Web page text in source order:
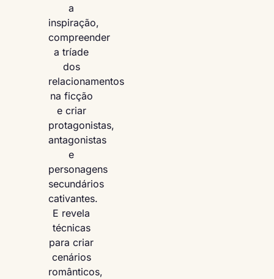
a
inspiração,
compreender
a tríade
dos
relacionamentos
na ficção
e criar
protagonistas,
antagonistas
e
personagens
secundários
cativantes.
E revela
técnicas
para criar
cenários
românticos,